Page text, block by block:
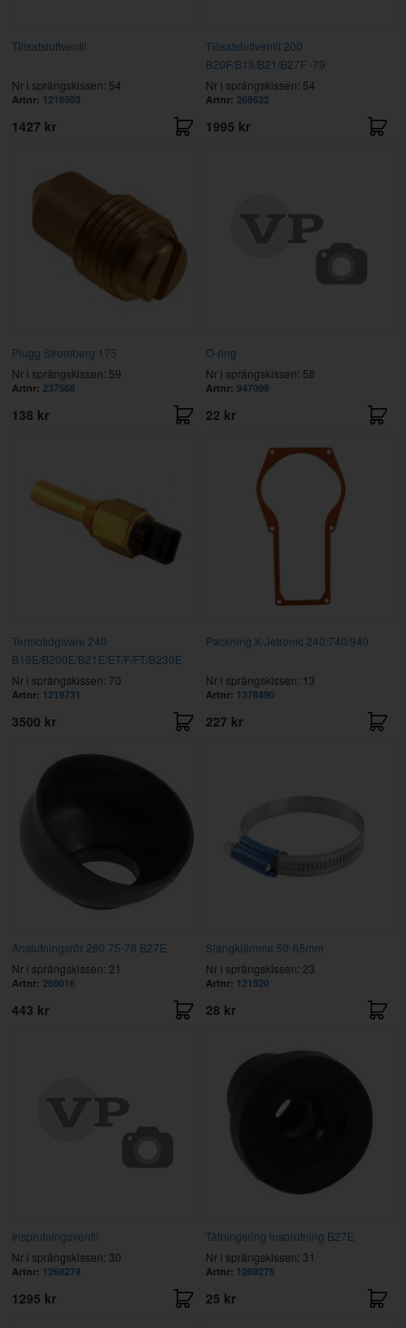
Tillsatsluftventil
Nr i sprängskissen: 54
Artnr: 1218593
1427 kr
Tillsatsluftventil 200
B20F/B19/B21/B27F -79
Nr i sprängskissen: 54
Artnr: 269532
1995 kr
Plugg Stromberg 175
Nr i sprängskissen: 59
Artnr: 237568
138 kr
O-ring
Nr i sprängskissen: 58
Artnr: 947099
22 kr
Termotidgivare 240
B19E/B200E/B21E/ET/F/FT/B230E
Nr i sprängskissen: 70
Artnr: 1219731
3500 kr
Packning K-Jetronic 240/740/940
Nr i sprängskissen: 13
Artnr: 1378490
227 kr
Anslutningsrör 260 75-78 B27E
Nr i sprängskissen: 21
Artnr: 269016
443 kr
Slangklämma 50-65mm
Nr i sprängskissen: 23
Artnr: 121520
28 kr
Insprutningsventil
Nr i sprängskissen: 30
Artnr: 1269274
1295 kr
Tätningsring insprutning B27E
Nr i sprängskissen: 31
Artnr: 1269275
25 kr